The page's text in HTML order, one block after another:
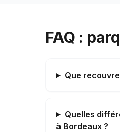
FAQ :
Que
Quelles
à Bordeaux ?